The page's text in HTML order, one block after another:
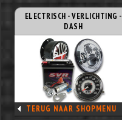
ELECTRISCH - VERLICHTING -
DASH
TERUG NAAR SHOPMENU